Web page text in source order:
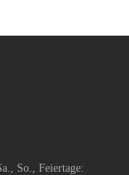
So., Feiertage: